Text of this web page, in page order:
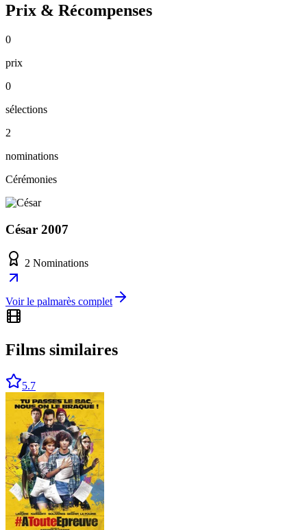
Prix & Récompenses
0
prix
0
sélections
2
nominations
Cérémonies
César 2007
2 Nominations
Voir le palmarès complet
Films similaires
5.7